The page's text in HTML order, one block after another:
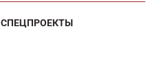
СПЕЦПРОЕКТЫ